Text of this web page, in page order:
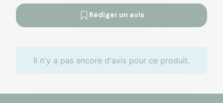
Rédiger un avis
Il n'y a pas encore d'avis pour ce produit.